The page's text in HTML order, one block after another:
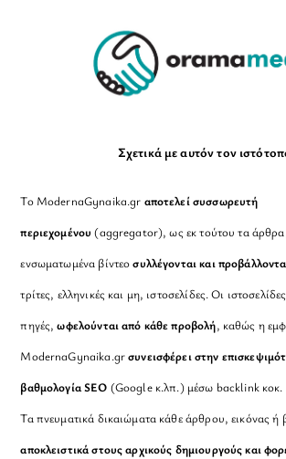
Σχετικά με αυτόν τον
Το ModernaGynaika.gr αποτελεί συσσωρευτή
περιεχομένου (aggregator), ως εκ τούτου τα άρθρα,
ενσωματωμένα βίντεοσυλλέγονται και
τρίτες, ελληνικές και μη, ιστοσελίδες. Οι
πηγές,ωφελούνται από κάθε προβολή, καθώς η
ModernaGynaika.grσυνεισφέρει στην
βαθμολογία SEO (Google κ.λπ.) μέσω backlink κοκ.
Τα πνευματικά δικαιώματα κάθε άρθρου, εικόνας ή
αποκλειστικά στους αρχικούς δημιουργούς και